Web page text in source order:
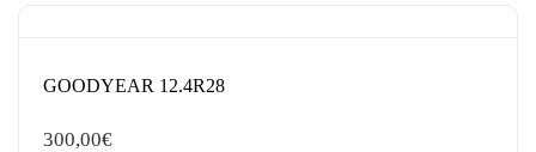
GOODYEAR 12.4R28
300,00€